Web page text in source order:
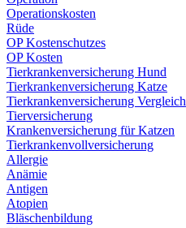
Operationskosten
Rüde
OP Kostenschutzes
OP Kosten
Tierkrankenversicherung Hund
Tierkrankenversicherung Katze
Tierkrankenversicherung Vergleich
Tierversicherung
Krankenversicherung für Katzen
Tierkrankenvollversicherung
Allergie
Anämie
Antigen
Atopien
Bläschenbildung